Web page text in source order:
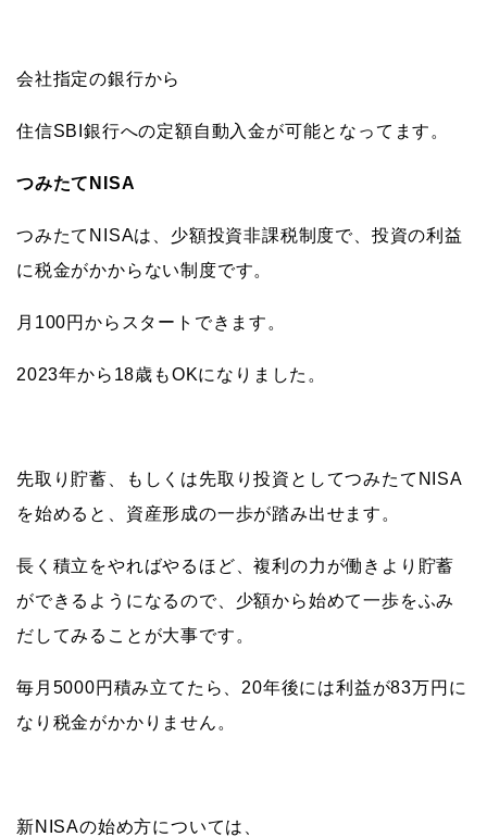
会社指定の銀行から
住信SBI銀行への定額自動入金が可能となってます。
つみたてNISA
つみたてNISAは、少額投資非課税制度で、投資の利益
に税金がかからない制度です。
月100円からスタートできます。
2023年から18歳もOKになりました。
先取り貯蓄、もしくは先取り投資としてつみたてNISA
を始めると、資産形成の一歩が踏み出せます。
長く積立をやればやるほど、複利の力が働きより貯蓄
ができるようになるので、 少額から始めて一歩をふみ
だしてみることが大事です。
毎月5000円積み立てたら、20年後には利益が83万円に
なり税金がかかりません。
新NISAの始め方については、